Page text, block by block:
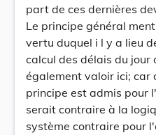
part de ces dernières
Le principe général
vertu duquel i l y a lieu
calcul des délais du jour
également valoir ici; car
principe est admis pour
serait contraire à la
système contraire pour